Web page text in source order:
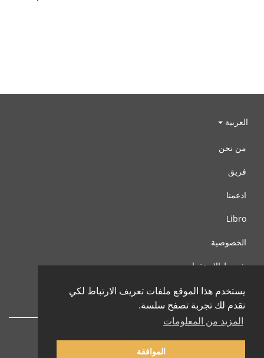
يستخدم هذا الموقع ملفات تعريف الارتباط لكي
نقدم لك تجربة تصفح سلسة.
المزيد من المعلومات
الموافقة
العربية
من نحن
فريق
ادعمنا
Libro
الخصوصية
شروط الإستخدام
اتصل بنا